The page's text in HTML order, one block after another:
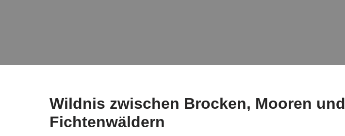
Wildnis zwischen Brocken, Mooren und
Fichtenwäldern